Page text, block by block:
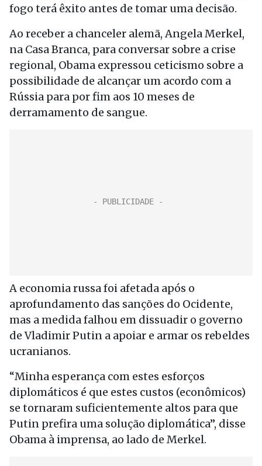
fogo terá êxito antes de tomar uma decisão.
Ao receber a chanceler alemã, Angela Merkel,
na Casa Branca, para conversar sobre a crise
regional, Obama expressou ceticismo sobre a
possibilidade de alcançar um acordo com a
Rússia para por fim aos 10 meses de
derramamento de sangue.
A economia russa foi afetada após o
aprofundamento das sanções do Ocidente,
mas a medida falhou em dissuadir o governo
de Vladimir Putin a apoiar e armar os rebeldes
ucranianos.
“Minha esperança com estes esforços
diplomáticos é que estes custos (econômicos)
se tornaram suficientemente altos para que
Putin prefira uma solução diplomática”, disse
Obama à imprensa, ao lado de Merkel.